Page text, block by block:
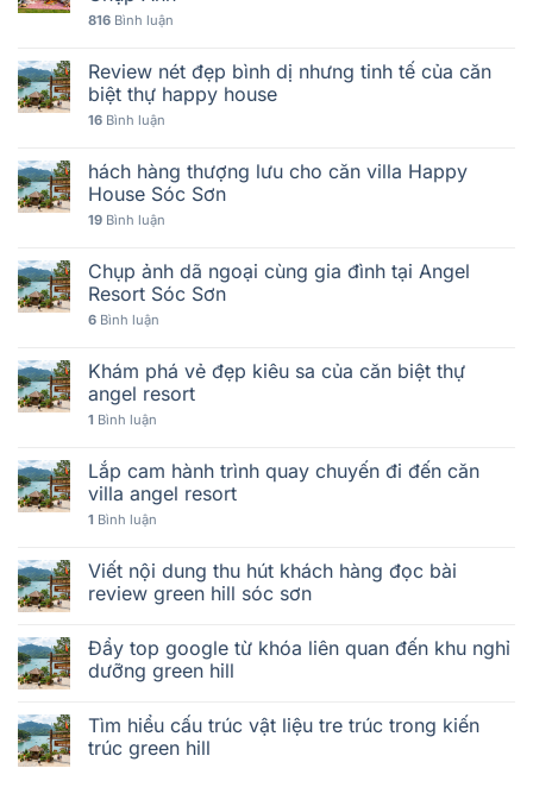
816 Bình luận
Review nét đẹp bình dị nhưng tinh tế của căn
biệt thự happy house
16 Bình luận
hách hàng thượng lưu cho căn villa Happy
House Sóc Sơn
19 Bình luận
Chụp ảnh dã ngoại cùng gia đình tại Angel
Resort Sóc Sơn
6 Bình luận
Khám phá vẻ đẹp kiêu sa của căn biệt thự
angel resort
1 Bình luận
Lắp cam hành trình quay chuyến đi đến căn
villa angel resort
1 Bình luận
Viết nội dung thu hút khách hàng đọc bài
review green hill sóc sơn
Đẩy top google từ khóa liên quan đến khu nghỉ
dưỡng green hill
Tìm hiểu cấu trúc vật liệu tre trúc trong kiến
trúc green hill